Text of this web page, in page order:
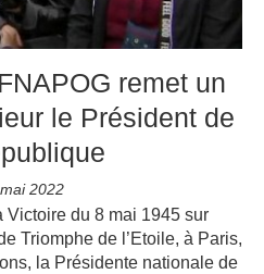
remet un
le Président de
2022
Victoire du 8 mai 1945 sur
Triomphe de l’Etoile, à Paris,
la Présidente nationale de